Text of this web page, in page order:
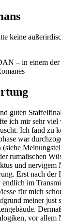
keine
– in einem der
guten
ich mir sehr
Ich fand zu
war
(siehe
rumalischen
und
Erst nach
endlich im
für mich
meiner just
vor allem